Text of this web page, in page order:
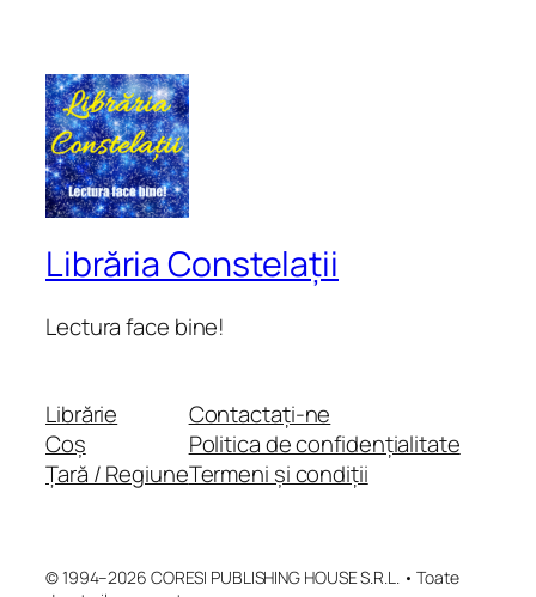
Librăria Constelații
Lectura face bine!
Librărie
Coș
Țară / Regiune
Contactați-ne
Politica de confidențialitate
Termeni și condiții
© 1994–2026 CORESI PUBLISHING HOUSE S.R.L. • Toate